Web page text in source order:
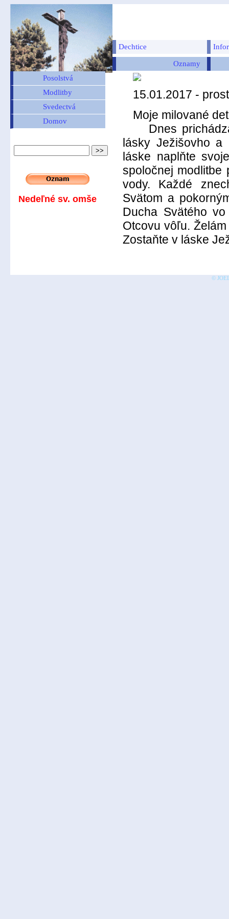
Dechtice
Oznamy
Posolstvá
Modlitby
Svedectvá
Domov
Nedeľné sv. omše
15.01.2017 -
Moje milované
Dnes
lásky Ježišovho a
láske naplňte
spoločnej modlitbe
vody. Každé
Svätom a
Ducha Svätého
Otcovu vôľu.
Zostaňte v láske
©